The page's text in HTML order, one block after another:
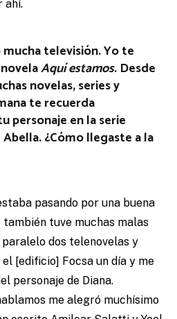
ahí.
televisión. Yo te
Aquí estamos. Desde
novelas, series y
te recuerda
personaje en la serie
¿Cómo llegaste a la
pasando por una buena
tuve muchas malas
dos telenovelas y
[edificio] Focsa un día y me
personaje de Diana.
me alegró muchísimo